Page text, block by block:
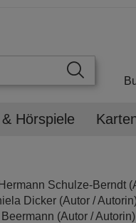
Hörspiele
Hermann Schulze-Berndt
Dicker (Autor /
(Autor /